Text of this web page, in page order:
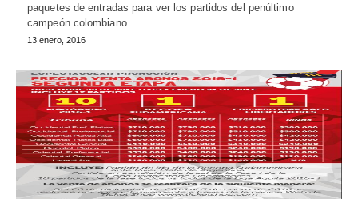
paquetes de entradas para ver los partidos del penúltimo
campeón colombiano.…
13 enero, 2016